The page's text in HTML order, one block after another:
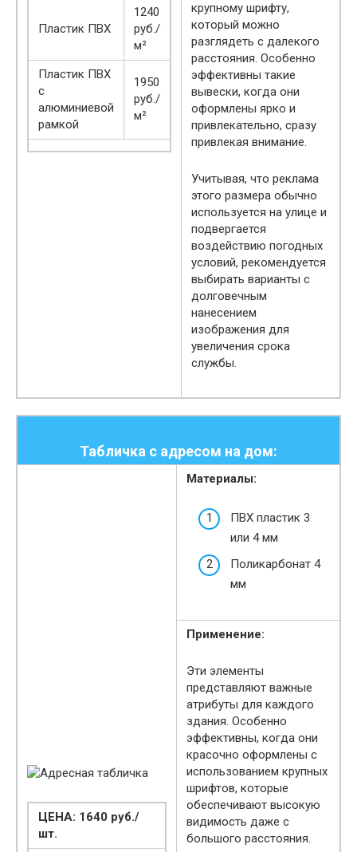
Пластик ПВХ
1240
руб./
м²
Пластик ПВХ
с
алюминиевой
рамкой
1950
руб./
м²
крупному шрифту,
который можно
разглядеть с далекого
расстояния. Особенно
эффективны такие
вывески, когда они
оформлены ярко и
привлекательно, сразу
привлекая внимание.
Учитывая, что реклама
этого размера обычно
используется на улице и
подвергается
воздействию погодных
условий, рекомендуется
выбирать варианты с
долговечным
нанесением
изображения для
увеличения срока
службы.
Табличка с адресом на дом:
ЦЕНА: 1640 руб./
шт.
Материалы:
ПВХ пластик 3
или 4 мм
Поликарбонат 4
мм
Применение:
Эти элементы
представляют важные
атрибуты для каждого
здания. Особенно
эффективны, когда они
красочно оформлены с
использованием крупных
шрифтов, которые
обеспечивают высокую
видимость даже с
большого расстояния.